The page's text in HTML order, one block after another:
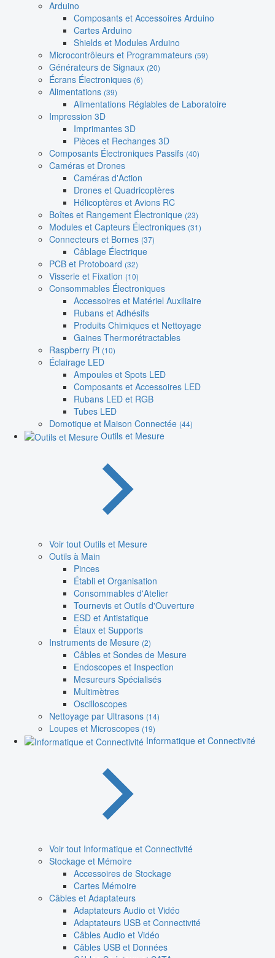
Arduino
Composants et Accessoires Arduino
Cartes Arduino
Shields et Modules Arduino
Microcontrôleurs et Programmateurs (59)
Générateurs de Signaux (20)
Écrans Électroniques (6)
Alimentations (39)
Alimentations Réglables de Laboratoire
Impression 3D
Imprimantes 3D
Pièces et Rechanges 3D
Composants Électroniques Passifs (40)
Caméras et Drones
Caméras d'Action
Drones et Quadricoptères
Hélicoptères et Avions RC
Boîtes et Rangement Électronique (23)
Modules et Capteurs Électroniques (31)
Connecteurs et Bornes (37)
Câblage Électrique
PCB et Protoboard (32)
Visserie et Fixation (10)
Consommables Électroniques
Accessoires et Matériel Auxiliaire
Rubans et Adhésifs
Produits Chimiques et Nettoyage
Gaines Thermorétractables
Raspberry Pi (10)
Éclairage LED
Ampoules et Spots LED
Composants et Accessoires LED
Rubans LED et RGB
Tubes LED
Domotique et Maison Connectée (44)
Outils et Mesure
Voir tout Outils et Mesure
Outils à Main
Pinces
Établi et Organisation
Consommables d'Atelier
Tournevis et Outils d'Ouverture
ESD et Antistatique
Étaux et Supports
Instruments de Mesure (2)
Câbles et Sondes de Mesure
Endoscopes et Inspection
Mesureurs Spécialisés
Multimètres
Oscilloscopes
Nettoyage par Ultrasons (14)
Loupes et Microscopes (19)
Informatique et Connectivité
Voir tout Informatique et Connectivité
Stockage et Mémoire
Accessoires de Stockage
Cartes Mémoire
Câbles et Adaptateurs
Adaptateurs Audio et Vidéo
Adaptateurs USB et Connectivité
Câbles Audio et Vidéo
Câbles USB et Données